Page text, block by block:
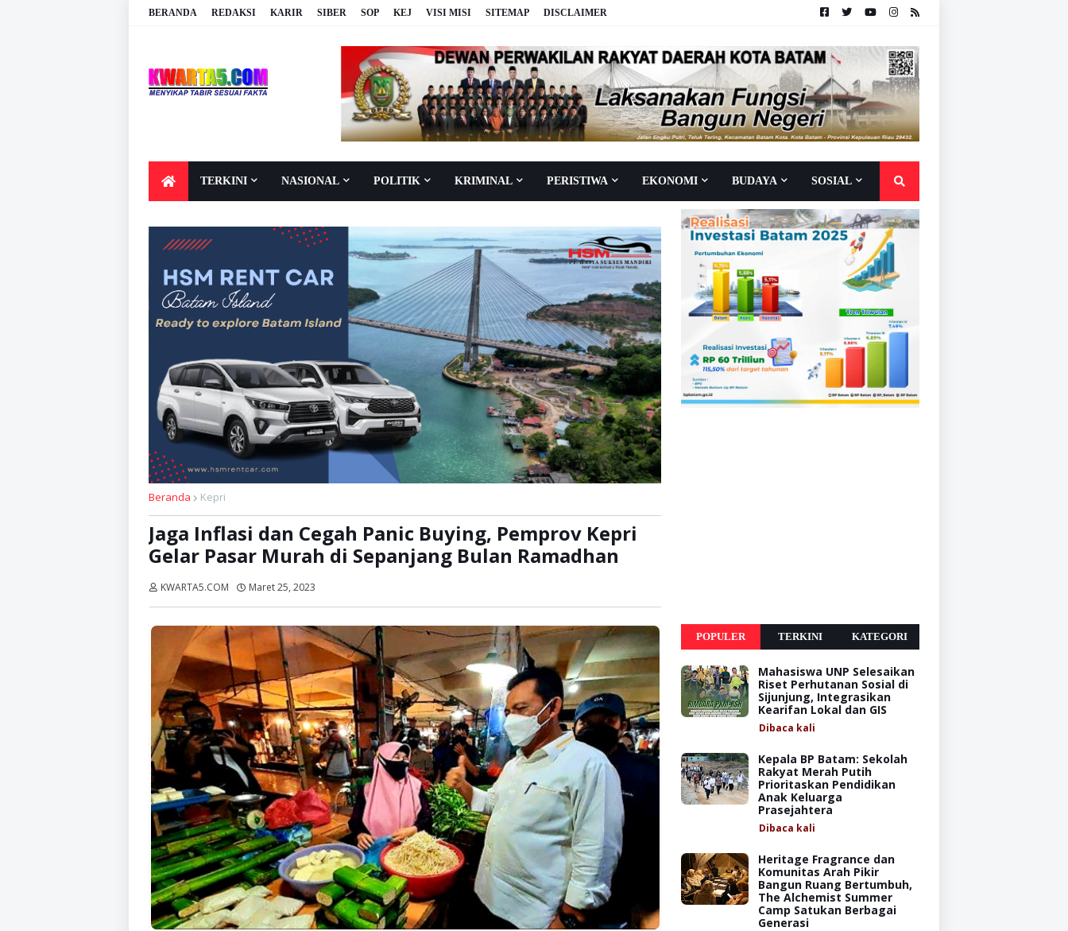
BERANDA REDAKSI KARIR SIBER SOP KEJ VISI MISI SITEMAP DISCLAIMER
TERKINI NASIONAL POLITIK KRIMINAL PERISTIWA EKONOMI BUDAYA SOSIAL
Beranda Kepri
Jaga Inflasi dan Cegah Panic Buying, Pemprov Kepri
Gelar Pasar Murah di Sepanjang Bulan Ramadhan
KWARTA5.COM Maret 25, 2023
POPULER TERKINI KATEGORI
Mahasiswa UNP Selesaikan
Riset Perhutanan Sosial di
Sijunjung, Integrasikan
Kearifan Lokal dan GIS
Dibaca kali
Kepala BP Batam: Sekolah
Rakyat Merah Putih
Prioritaskan Pendidikan
Anak Keluarga
Prasejahtera
Dibaca kali
Heritage Fragrance dan
Komunitas Arah Pikir
Bangun Ruang Bertumbuh,
The Alchemist Summer
Camp Satukan Berbagai
Generasi